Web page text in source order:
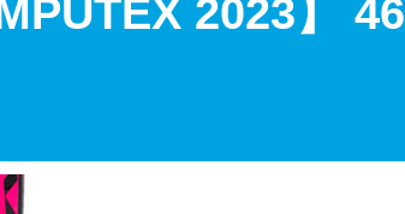
2023】 46